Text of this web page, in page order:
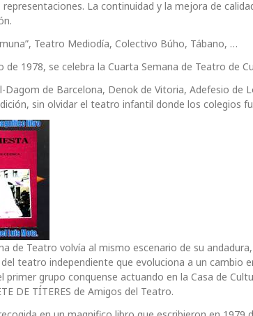
La continuidad y la mejora de
Teatro Mediodía, Colectivo Búho, Tábano, …
1978, se celebra la Cuarta Semana de Teatro de
Dagom de Barcelona, Denok de Vitoria, Adefesio de
sin olvidar el teatro infantil donde los colegios
de Teatro volvía al mismo escenario de su
teatro independiente que evoluciona a un cambio
grupo conquense actuando en la Casa de
DE TÍTERES de Amigos del Teatro.